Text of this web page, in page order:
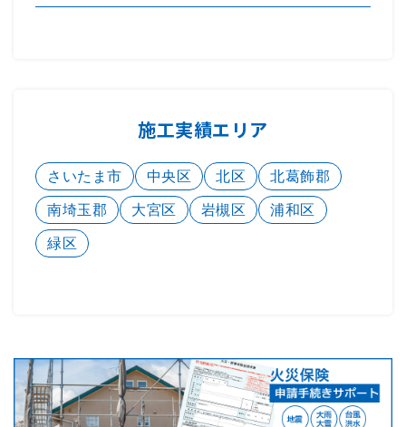
施工実績エリア
さいたま市 中央区 北区 北葛飾郡
南埼玉郡 大宮区 岩槻区 浦和区
緑区